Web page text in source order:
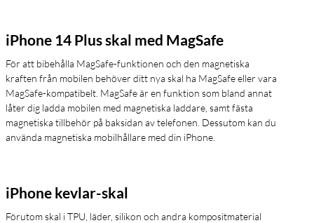
iPhone 14 Plus skal med MagSafe
För att bibehålla MagSafe-funktionen och den magnetiska
kraften från mobilen behöver ditt nya skal ha MagSafe eller vara
MagSafe-kompatibelt. MagSafe är en funktion som bland annat
låter dig ladda mobilen med magnetiska laddare, samt fästa
magnetiska tillbehör på baksidan av telefonen. Dessutom kan du
använda magnetiska mobilhållare med din iPhone.
iPhone kevlar-skal
Förutom skal i TPU, läder, silikon och andra kompositmaterial